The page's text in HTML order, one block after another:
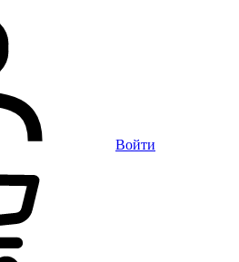
Войти